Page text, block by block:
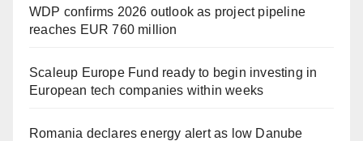
WDP confirms 2026 outlook as project pipeline
reaches EUR 760 million
Scaleup Europe Fund ready to begin investing in
European tech companies within weeks
Romania declares energy alert as low Danube